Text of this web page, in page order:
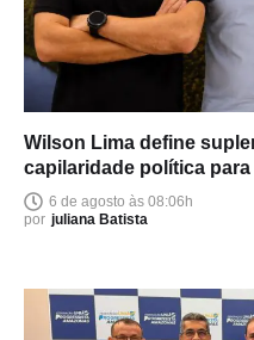
Wilson Lima define
capilaridade política
6 de agosto às 08:06h
por juliana Batista